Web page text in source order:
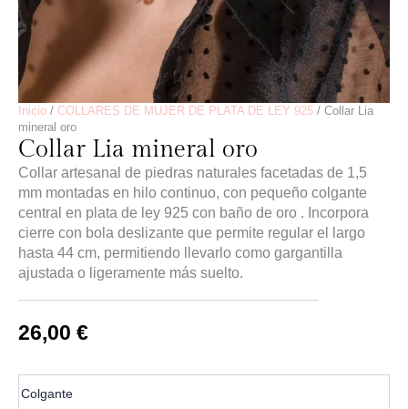
Inicio / COLLARES DE MUJER DE PLATA DE LEY 925 / Collar Lia
mineral oro
Collar Lia mineral oro
Collar artesanal de piedras naturales facetadas de 1,5
mm montadas en hilo continuo, con pequeño colgante
central en plata de ley 925 con baño de oro . Incorpora
cierre con bola deslizante que permite regular el largo
hasta 44 cm, permitiendo llevarlo como gargantilla
ajustada o ligeramente más suelto.
26,00 €
Colgante
Lia